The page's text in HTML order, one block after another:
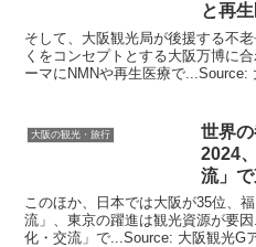
と再
そして、大阪観光局が後援する不
くをコンセプトとする大阪万博に
ーマにNMNや再生医療で...Source:
大阪の観光・旅行
世界
2024
流」
ルボ
このほか、日本では大阪が35位、
流」、東京の躍進は観光資源が要
化・交流」で...Source: 大阪観光G